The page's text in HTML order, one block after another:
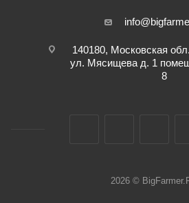
140180, Московская
ул. Мясищева д. 1
8
2026 ©